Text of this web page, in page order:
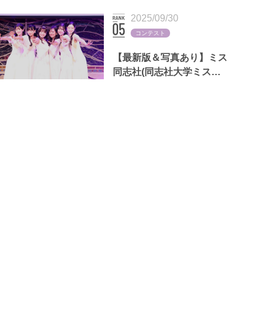
【最新版＆写真あり】ミス
同志社(同志社大学ミスコ
2025/09/30
コンテスト